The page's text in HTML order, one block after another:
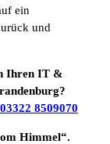
ein
und
Ihren IT &
03322 8509070
Himmel“.